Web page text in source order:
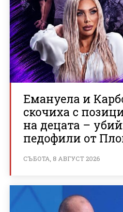
Емануела и
скочиха с
на децата –
педофили от
СЪБОТА, 8 АВГУСТ 2026